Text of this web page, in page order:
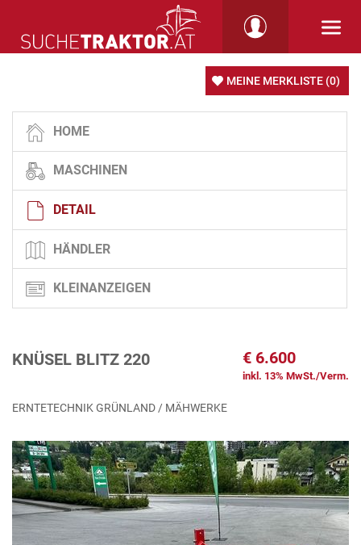
MEINE MERKLISTE (0)
HOME
MASCHINEN
DETAIL
HÄNDLER
KLEINANZEIGEN
KNÜSEL BLITZ 220 € 6.600
inkl. 13% MwSt./Verm.
ERNTETECHNIK GRÜNLAND / MÄHWERKE